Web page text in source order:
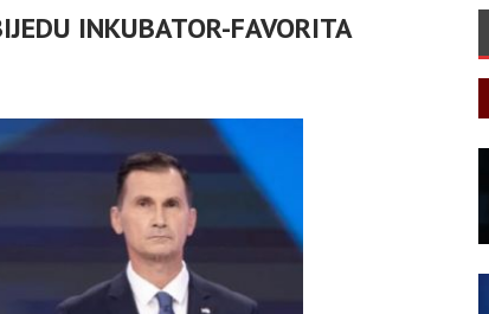
INKUBATOR-FAVORITA
OTVORENA
MARGERITE
30/07/2026
HRVATSKA MEĐU
ČUVARI LJEPOTE
PANOPTICUM